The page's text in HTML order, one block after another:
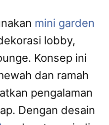
mini garden
lobby,
Konsep ini
dan ramah
pengalaman
Dengan desain